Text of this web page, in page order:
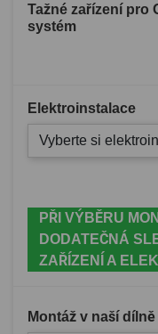
Tažné zařízení pro
systém
Elektroinstalace
Vyberte si
PŘI VÝBĚRU
DODATEČNÁ
ZAŘÍZENÍ A
Montáž v naší dílně